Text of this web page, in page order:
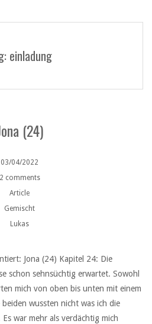
einladung
(24)
03/04/2022
2 comments
Article
Gemischt
Lukas
Jona (24) Kapitel 24: Die
schon sehnsüchtig erwartet. Sowohl
mich von oben bis unten mit einem
wussten nicht was ich die
war mehr als verdächtig mich